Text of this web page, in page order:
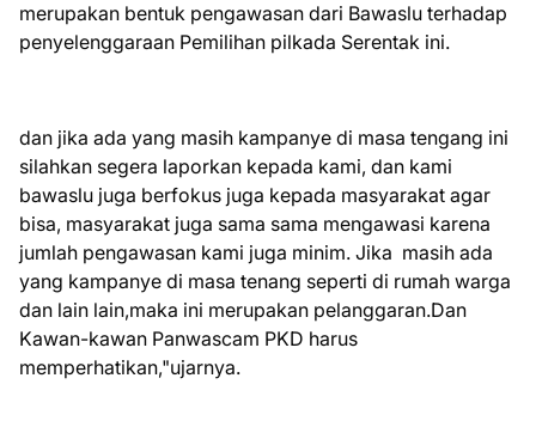
merupakan bentuk pengawasan dari Bawaslu terhadap
penyelenggaraan Pemilihan pilkada Serentak ini.
dan jika ada yang masih kampanye di masa tengang ini
silahkan segera laporkan kepada kami, dan kami
bawaslu juga berfokus juga kepada masyarakat agar
bisa, masyarakat juga sama sama mengawasi karena
jumlah pengawasan kami juga minim. Jika masih ada
yang kampanye di masa tenang seperti di rumah warga
dan lain lain,maka ini merupakan pelanggaran.Dan
Kawan-kawan Panwascam PKD harus
memperhatikan,"ujarnya.